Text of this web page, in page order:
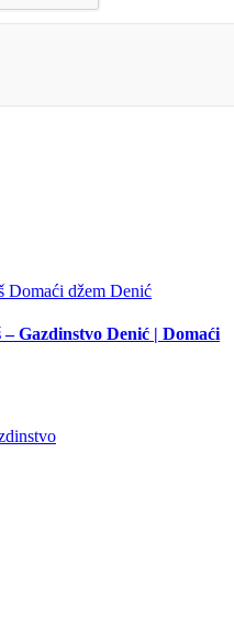
Gazdinstvo Denić | Domaći